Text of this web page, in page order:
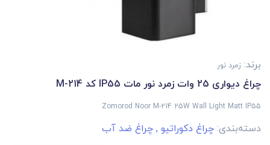
برند: زمرد نور
چراغ دیواری 25 وات زمرد نور مات IP55 کد M-214
Zomorod Noor M-214 25W Wall Light Matt IP55
دسته‌بندی: چراغ دکوراتیو , چراغ ضد آب